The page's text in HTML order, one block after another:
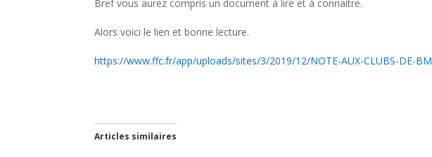
Bref vous aurez compris un document à lire et à connaitre.
Alors voici le lien et bonne lecture.
https://www.ffc.fr/app/uploads/sites/3/2019/12/NOTE-AUX-CLUBS-DE-
Articles similaires